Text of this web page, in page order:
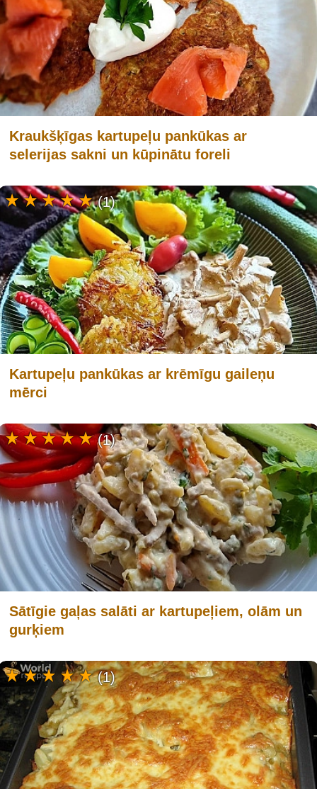
Kraukšķīgas kartupeļu pankūkas ar
selerijas sakni un kūpinātu foreli
Kartupeļu pankūkas ar krēmīgu gaileņu
mērci
(1)
Sātīgie gaļas salāti ar kartupeļiem, olām un
gurķiem
(1)
(1)